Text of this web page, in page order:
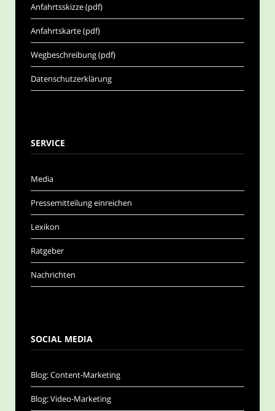
Anfahrtsskizze (pdf)
Anfahrtskarte (pdf)
Wegbeschreibung (pdf)
Datenschutzerklärung
SERVICE
Media
Pressemitteilung einreichen
Lexikon
Ratgeber
Nachrichten
SOCIAL MEDIA
Blog: Content-Marketing
Blog: Video-Marketing